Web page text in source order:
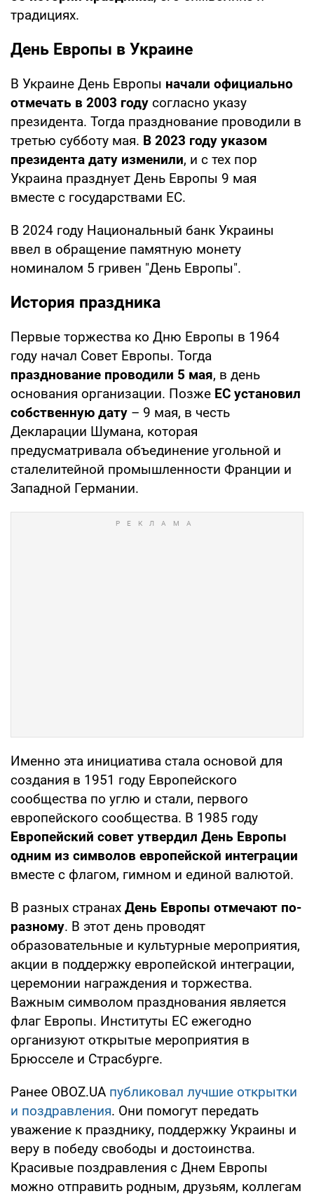
традициях.
День Европы в Украине
В Украине День Европы начали официально
отмечать в 2003 году согласно указу
президента. Тогда празднование проводили в
третью субботу мая. В 2023 году указом
президента дату изменили, и с тех пор
Украина празднует День Европы 9 мая
вместе с государствами ЕС.
В 2024 году Национальный банк Украины
ввел в обращение памятную монету
номиналом 5 гривен "День Европы".
История праздника
Первые торжества ко Дню Европы в 1964
году начал Совет Европы. Тогда
празднование проводили 5 мая, в день
основания организации. Позже ЕС установил
собственную дату – 9 мая, в честь
Декларации Шумана, которая
предусматривала объединение угольной и
сталелитейной промышленности Франции и
Западной Германии.
Именно эта инициатива стала основой для
создания в 1951 году Европейского
сообщества по углю и стали, первого
европейского сообщества. В 1985 году
Европейский совет утвердил День Европы
одним из символов европейской интеграции
вместе с флагом, гимном и единой валютой.
В разных странах День Европы отмечают по-
разному. В этот день проводят
образовательные и культурные мероприятия,
акции в поддержку европейской интеграции,
церемонии награждения и торжества.
Важным символом празднования является
флаг Европы. Институты ЕС ежегодно
организуют открытые мероприятия в
Брюсселе и Страсбурге.
Ранее OBOZ.UA публиковал лучшие открытки
и поздравления. Они помогут передать
уважение к празднику, поддержку Украины и
веру в победу свободы и достоинства.
Красивые поздравления с Днем Европы
можно отправить родным, друзьям, коллегам